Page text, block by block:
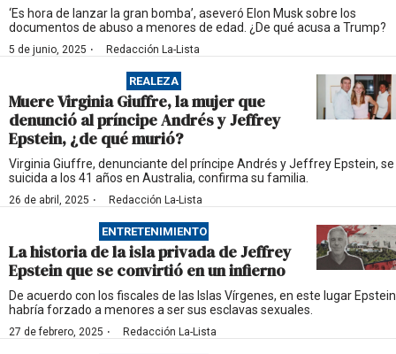
‘Es hora de lanzar la gran bomba’, aseveró Elon Musk sobre los
documentos de abuso a menores de edad. ¿De qué acusa a Trump?
5 de junio, 2025 · Redacción La-Lista
REALEZA
Muere Virginia Giuffre, la mujer que
denunció al príncipe Andrés y Jeffrey
Epstein, ¿de qué murió?
Virginia Giuffre, denunciante del príncipe Andrés y Jeffrey Epstein, se
suicida a los 41 años en Australia, confirma su familia.
26 de abril, 2025 · Redacción La-Lista
ENTRETENIMIENTO
La historia de la isla privada de Jeffrey
Epstein que se convirtió en un infierno
De acuerdo con los fiscales de las Islas Vírgenes, en este lugar Epstein
habría forzado a menores a ser sus esclavas sexuales.
27 de febrero, 2025 · Redacción La-Lista